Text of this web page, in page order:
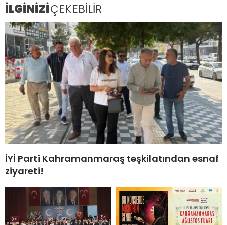
İLGİNİZİÇEKEBİLİR
İYİ Parti Kahramanmaraş teşkilatından esnaf
ziyareti!